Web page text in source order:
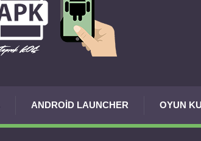
ANDROID LAUNCHER OYUN